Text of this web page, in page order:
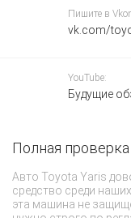
Пишите в
vk.com/
YouTube:
Будущие
Полная
Авто Toyota Yaris
средство среди
эта машина не